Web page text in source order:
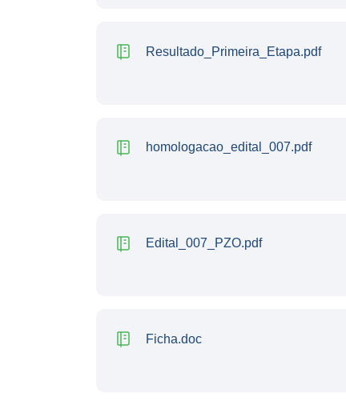
Resultado_Primeira_Etapa.pdf
homologacao_edital_007.pdf
Edital_007_PZO.pdf
Ficha.doc